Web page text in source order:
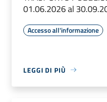
01.06.2026 al
Accesso all'informazione
LEGGI DI PIÙ